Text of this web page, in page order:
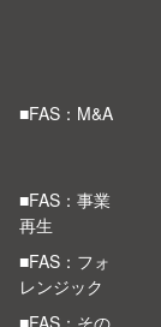
■FAS：M&A
■FAS：事業
再生
■FAS：フォ
レンジック
■FAS：その